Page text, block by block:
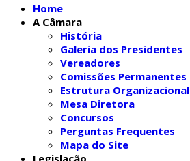
Home
A Câmara
História
Galeria dos Presidentes
Vereadores
Comissões Permanentes
Estrutura Organizacional
Mesa Diretora
Concursos
Perguntas Frequentes
Mapa do Site
Legislação